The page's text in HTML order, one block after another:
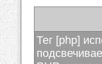
Тег [php]